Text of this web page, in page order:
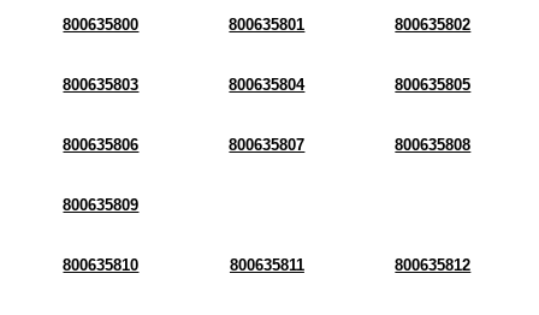
800635800 800635801 800635802
800635803 800635804 800635805
800635806 800635807 800635808
800635809
800635810 800635811 800635812